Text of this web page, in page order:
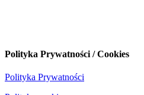
Polityka Prywatności / Cookies
Polityka Prywatności